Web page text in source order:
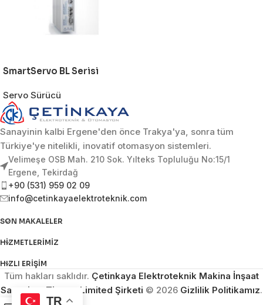
SmartServo BL Serisi
Servo Sürücü
Sanayinin kalbi Ergene'den önce Trakya'ya, sonra tüm
Türkiye'ye nitelikli, inovatif otomasyon sistemleri.
Velimeşe OSB Mah. 210 Sok. Yılteks Topluluğu No:15/1
Ergene, Tekirdağ
+90 (531) 959 02 09
info@cetinkayaelektroteknik.com
SON MAKALELER
HIZMETLERIMIZ
HIZLI ERIŞIM
Tüm hakları saklıdır. Çetinkaya Elektroteknik Makina İnşaat
Sanayi ve Ticaret Limited Şirketi © 2026 Gizlilik Politikamız.
TR